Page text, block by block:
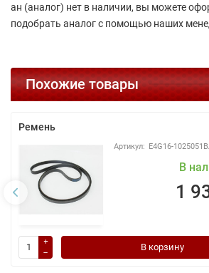
ан (аналог) нет в наличии, вы можете
подобрать аналог с помощью наших
Похожие товары
Ремень
E4G16-
В
1
В корзину